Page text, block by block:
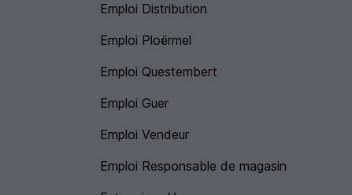
Emploi Distribution
Emploi Ploërmel
Emploi Questembert
Emploi Guer
Emploi Vendeur
Emploi Responsable de magasin